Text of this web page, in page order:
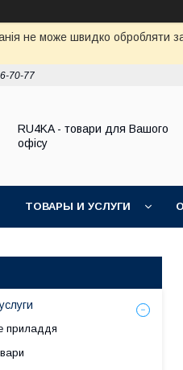
не може швидко обробляти
70-77
RU4KA - товари для Вашого
офісу
ТОВАРЫ И УСЛУГИ
приладдя